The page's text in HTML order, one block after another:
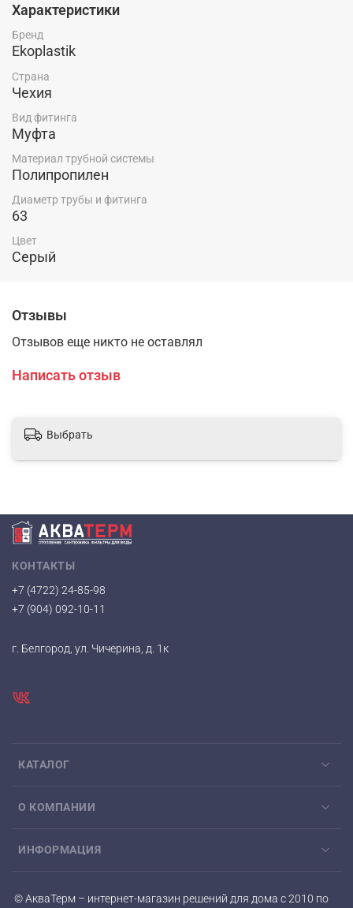
Характеристики
Бренд
Ekoplastik
Страна
Чехия
Вид фитинга
Муфта
Материал трубной системы
Полипропилен
Диаметр трубы и фитинга
63
Цвет
Серый
Отзывы
Отзывов еще никто не оставлял
Написать отзыв
Выбрать
КАТАЛОГ
О КОМПАНИИ
ИНФОРМАЦИЯ
КОНТАКТЫ
+7 (4722) 24-85-98
+7 (904) 092-10-11
г. Белгород, ул. Чичерина, д. 1к
© АкваТерм – интернет-магазин решений для дома с 2010 по